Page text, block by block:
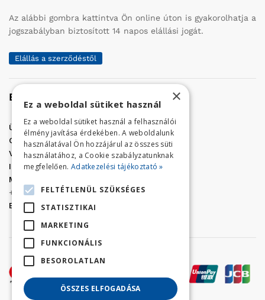
Az alábbi gombra kattintva Ön online úton is gyakorolhatja a
jogszabályban biztosított 14 napos elállási jogát.
Elállás a szerződéstől
Elérhetőség
Üzletünk címe:Szolnok, Vércse út 17.
Golf Center Áruház:06 (56) 423-324
VÁR-Kert Áruház: 06 (56) 429-771
Iroda:06 (56) 421-857
Megrendelés, termék információ:
+36 (70) 938-3356
E-mail:
golfaruhaz@gmail.com
×
Ez a weboldal sütiket használ
Ez a weboldal sütiket használ a felhasználói
élmény javítása érdekében. A weboldalunk
használatával Ön hozzájárul az összes süti
használatához, a Cookie szabályzatunknak
megfelelően. Adatkezelési tájékoztató »
FELTÉTLENÜL SZÜKSÉGES
STATISZTIKAI
MARKETING
FUNKCIONÁLIS
BESOROLATLAN
ÖSSZES ELFOGADÁSA